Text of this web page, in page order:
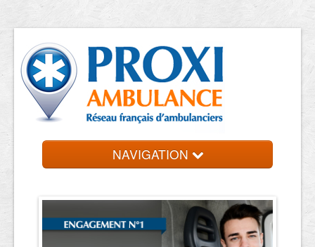
NAVIGATION
Trouvez votre ambulancier